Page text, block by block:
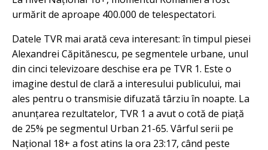
urmărit de aproape 400.000 de telespectatori.
Datele TVR mai arată ceva interesant: în timpul piesei
Alexandrei Căpitănescu, pe segmentele urbane, unul
din cinci televizoare deschise era pe TVR 1. Este o
imagine destul de clară a interesului publicului, mai
ales pentru o transmisie difuzată târziu în noapte. La
anunțarea rezultatelor, TVR 1 a avut o cotă de piață
de 25% pe segmentul Urban 21-65. Vârful serii pe
Național 18+ a fost atins la ora 23:17, când peste